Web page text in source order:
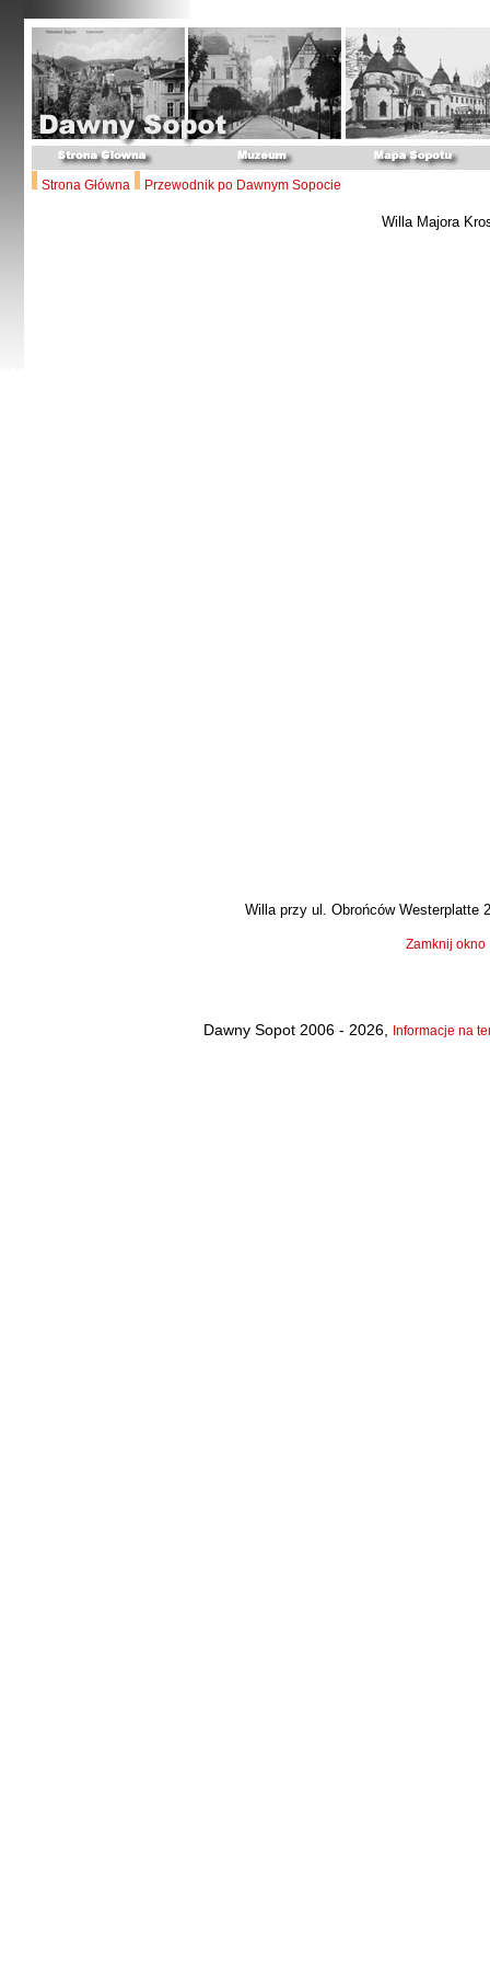
Strona Główna Przewodnik po Dawnym Sopocie
Willa Majora
Willa przy ul. Obrońców Westerplatte
Zamknij okno
Dawny Sopot 2006 - 2026, Informacje na